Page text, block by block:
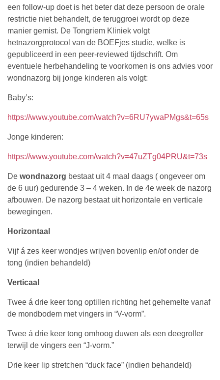
een follow-up doet is het beter dat deze persoon de orale
restrictie niet behandelt, de teruggroei wordt op deze
manier gemist. De Tongriem Kliniek volgt
hetnazorgprotocol van de BOEFjes studie, welke is
gepubliceerd in een peer-reviewed tijdschrift. Om
eventuele herbehandeling te voorkomen is ons advies voor
wondnazorg bij jonge kinderen als volgt:
Baby’s:
https://www.youtube.com/watch?v=6RU7ywaPMgs&t=65s
Jonge kinderen:
https://www.youtube.com/watch?v=47uZTg04PRU&t=73s
De wondnazorg bestaat uit 4 maal daags ( ongeveer om
de 6 uur) gedurende 3 – 4 weken. In de 4e week de nazorg
afbouwen. De nazorg bestaat uit horizontale en verticale
bewegingen.
Horizontaal
Vijf á zes keer wondjes wrijven bovenlip en/of onder de
tong (indien behandeld)
Verticaal
Twee á drie keer tong optillen richting het gehemelte vanaf
de mondbodem met vingers in “V-vorm”.
Twee á drie keer tong omhoog duwen als een deegroller
terwijl de vingers een “J-vorm.”
Drie keer lip stretchen “duck face” (indien behandeld)